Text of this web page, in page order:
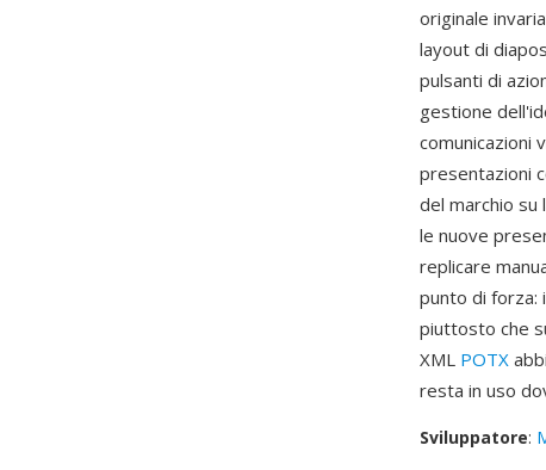
originale
layout di
pulsanti di
gestione
comunicazioni
presentazioni
del marchio
le nuove
replicare
punto di forza:
piuttosto che
XML POTX
resta in uso
Sviluppatore: